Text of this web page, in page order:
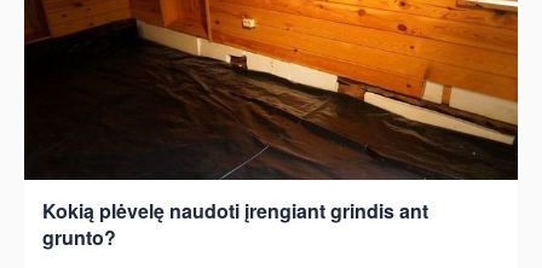
Kokią plėvelę naudoti įrengiant grindis ant
grunto?